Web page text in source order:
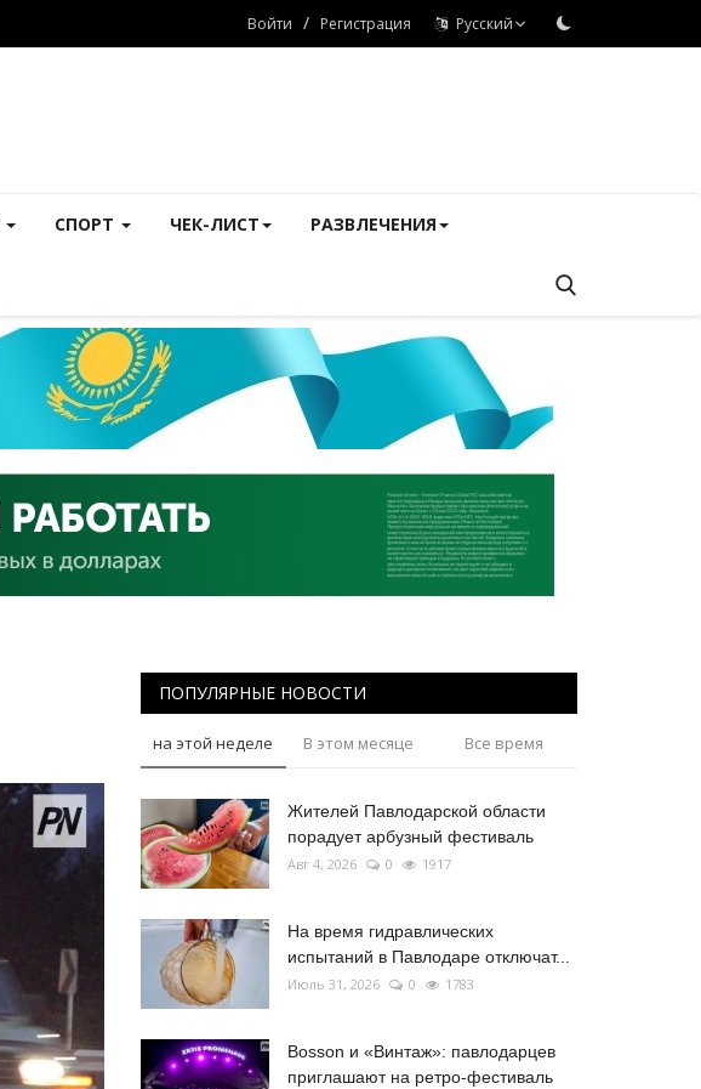
Войти / Регистрация Русский
СПОРТ ЧЕК-ЛИСТ РАЗВЛЕЧЕНИЯ
ПОПУЛЯРНЫЕ НОВОСТИ
на этой неделе В этом месяце Все время
Жителей Павлодарской области
порадует арбузный фестиваль
Авг 4, 2026 0 1917
На время гидравлических
испытаний в Павлодаре отключат...
Июль 31, 2026 0 1783
Bosson и «Винтаж»: павлодарцев
приглашают на ретро-фестиваль